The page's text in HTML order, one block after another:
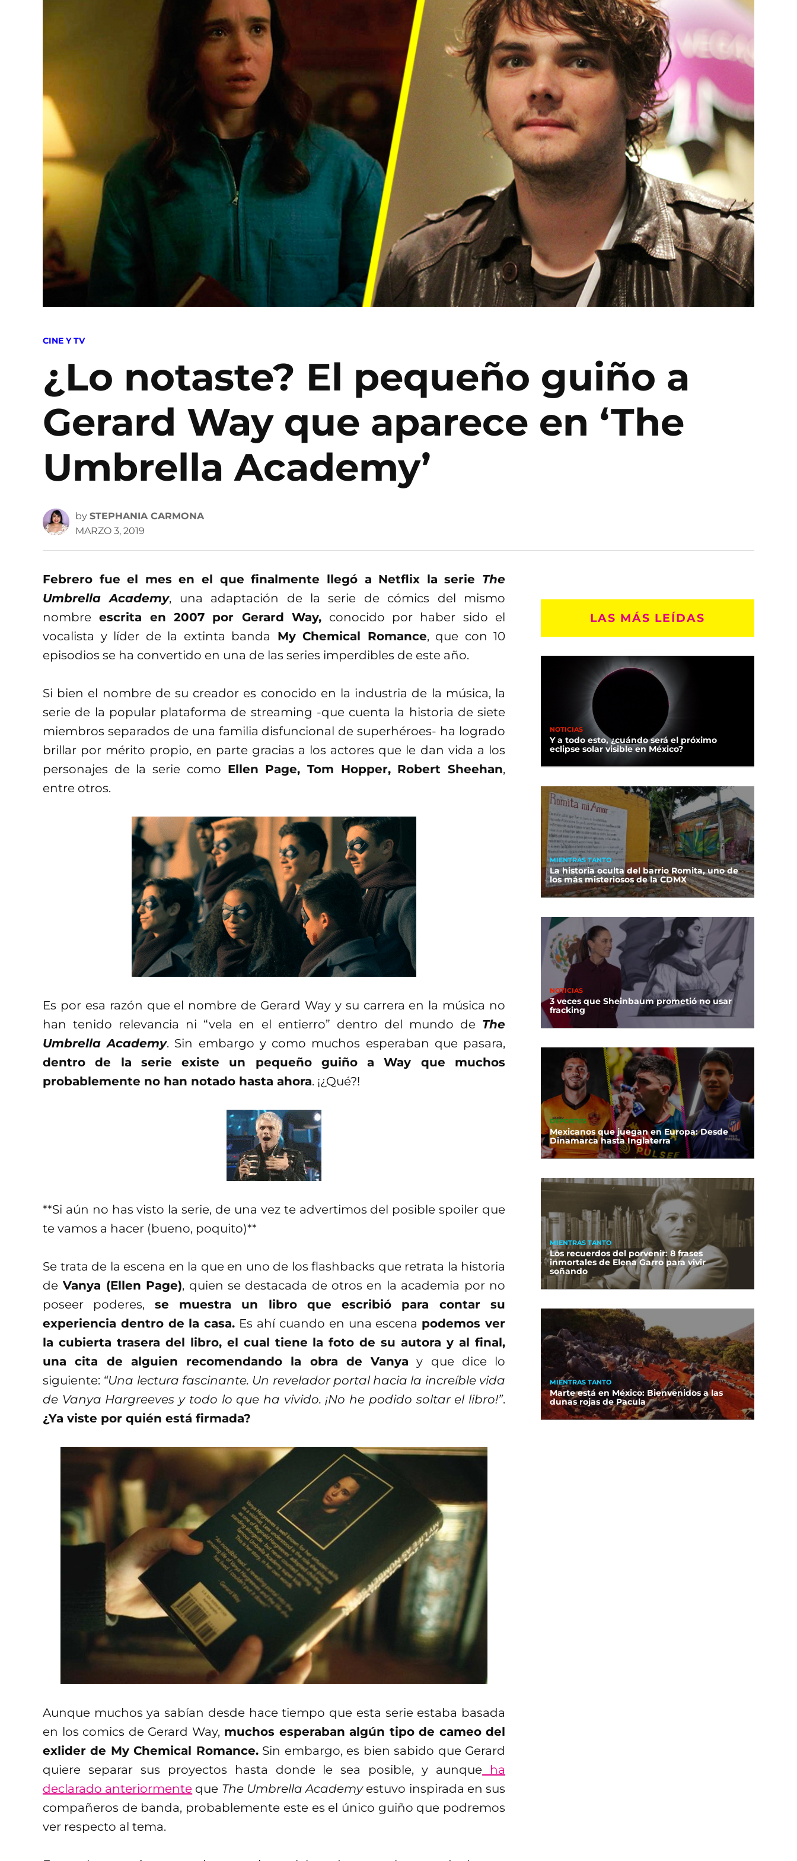
POSTED
CINE Y TV
¿Lo notaste? El pequeño guiño a
Gerard Way que aparece en ‘The
Umbrella Academy’
by STEPHANIA CARMONA
MARZO 3, 2019
Febrero fue el mes en el que finalmente llegó a Netflix la serie The
Umbrella Academy, una adaptación de la serie de cómics del mismo
nombre escrita en 2007 por Gerard Way, conocido por haber sido el
vocalista y líder de la extinta banda My Chemical Romance, que con 10
episodios se ha convertido en una de las series imperdibles de este año.
Si bien el nombre de su creador es conocido en la industria de la música, la
serie de la popular plataforma de streaming -que cuenta la historia de siete
miembros separados de una familia disfuncional de superhéroes- ha logrado
brillar por mérito propio, en parte gracias a los actores que le dan vida a los
personajes de la serie como Ellen Page, Tom Hopper, Robert Sheehan,
entre otros.
Es por esa razón que el nombre de Gerard Way y su carrera en la música no
han tenido relevancia ni “vela en el entierro” dentro del mundo de The
Umbrella Academy. Sin embargo y como muchos esperaban que pasara,
dentro de la serie existe un pequeño guiño a Way que muchos
probablemente no han notado hasta ahora. ¡¿Qué?!
**Si aún no has visto la serie, de una vez te advertimos del posible spoiler que
te vamos a hacer (bueno, poquito)**
Se trata de la escena en la que en uno de los flashbacks que retrata la historia
de Vanya (Ellen Page), quien se destacada de otros en la academia por no
poseer poderes, se muestra un libro que escribió para contar su
experiencia dentro de la casa. Es ahí cuando en una escena podemos ver
la cubierta trasera del libro, el cual tiene la foto de su autora y al final,
una cita de alguien recomendando la obra de Vanya y que dice lo
siguiente: “Una lectura fascinante. Un revelador portal hacia la increíble vida
de Vanya Hargreeves y todo lo que ha vivido. ¡No he podido soltar el libro!”.
¿Ya viste por quién está firmada?
Aunque muchos ya sabían desde hace tiempo que esta serie estaba basada
en los comics de Gerard Way, muchos esperaban algún tipo de cameo del
exlider de My Chemical Romance.Sin embargo, es bien sabido que Gerard
quiere separar sus proyectos hasta donde le sea posible, y aunque ha
declarado anteriormente que The Umbrella Academyestuvo inspirada en sus
compañeros de banda, probablemente este es el único guiño que podremos
ver respecto al tema.
LAS MÁS LEÍDAS
NOTICIAS
Y a todo esto, ¿cuándo será el próximo
eclipse solar visible en México?
MIENTRAS TANTO
La historia oculta del barrio Romita, uno de
los más misteriosos de la CDMX
NOTICIAS
3 veces que Sheinbaum prometió no usar
fracking
DEPORTES
Mexicanos que juegan en Europa: Desde
Dinamarca hasta Inglaterra
MIENTRAS TANTO
Los recuerdos del porvenir: 8 frases
inmortales de Elena Garro para vivir
soñando
MIENTRAS TANTO
Marte está en México: Bienvenidos a las
dunas rojas de Pacula